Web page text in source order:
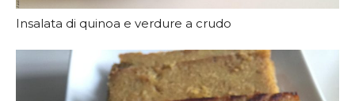
Insalata di quinoa e verdure a crudo